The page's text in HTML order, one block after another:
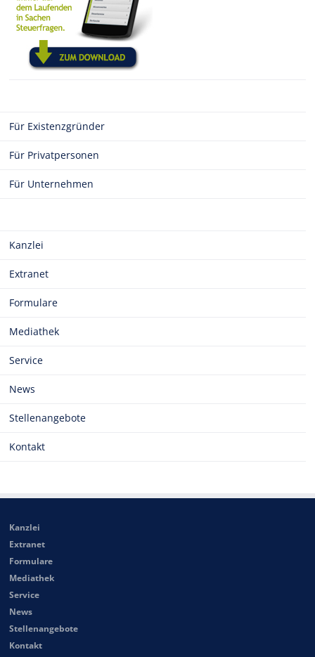
Für Existenzgründer
Für Privatpersonen
Für Unternehmen
Kanzlei
Extranet
Formulare
Mediathek
Service
News
Stellenangebote
Kontakt
Kanzlei
Extranet
Formulare
Mediathek
Service
News
Stellenangebote
Kontakt